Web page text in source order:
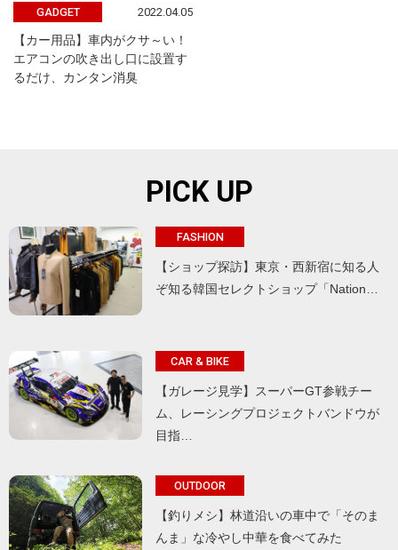
GADGET 2022.04.05
【カー用品】車内がクサ～い！
エアコンの吹き出し口に設置す
るだけ、カンタン消臭
PICK UP
FASHION
【ショップ探訪】東京・西新宿に知る人
ぞ知る韓国セレクトショップ「Nation…
CAR & BIKE
【ガレージ見学】スーパーGT参戦チー
ム、レーシングプロジェクトバンドウが
目指…
OUTDOOR
【釣りメシ】林道沿いの車中で「そのま
んま」な冷やし中華を食べてみた